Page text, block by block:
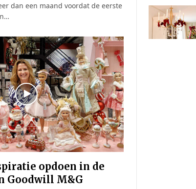
dan een maand voordat de eerste
opdoen in de
Goodwill M&G